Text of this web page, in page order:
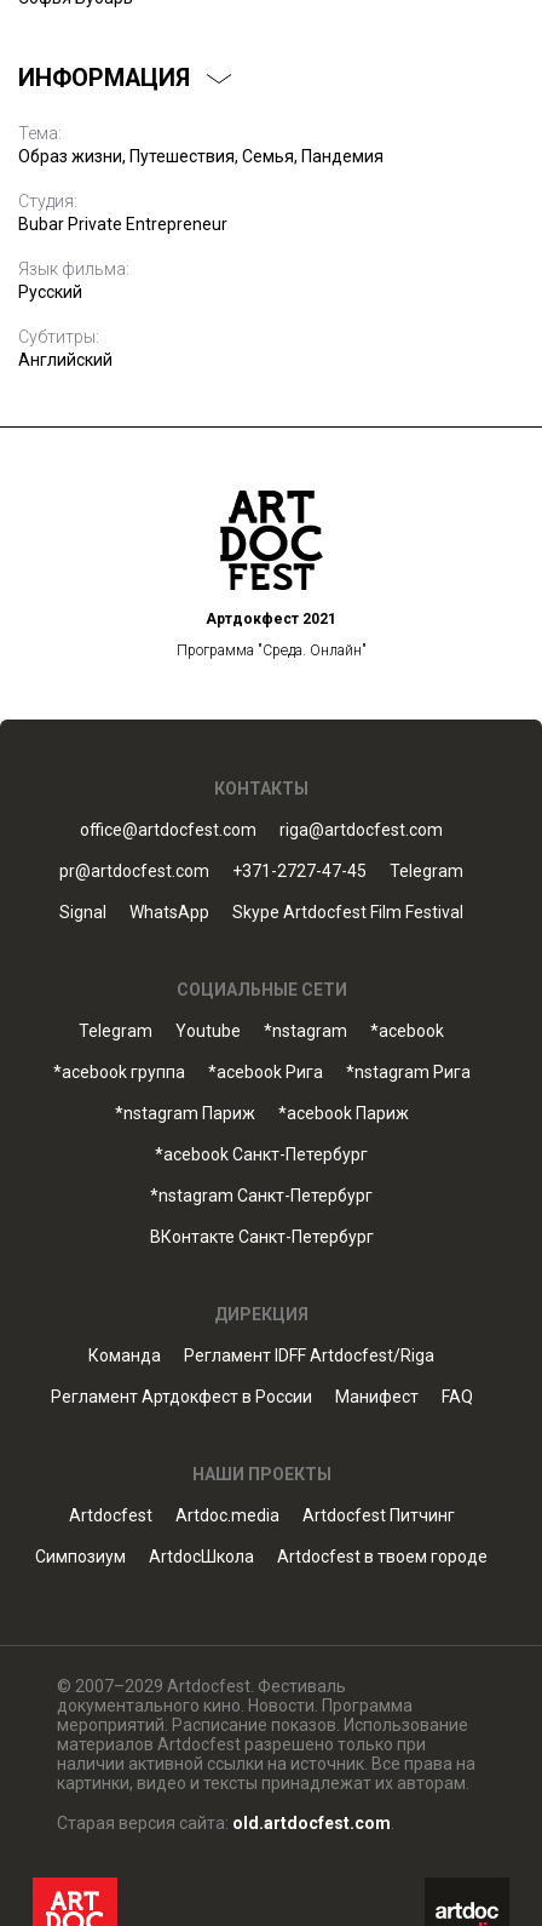
ИНФОРМАЦИЯ
Тема:
Образ жизни, Путешествия, Семья, Пандемия
Студия:
Bubar Private Entrepreneur
Язык фильма:
Русский
Субтитры:
Английский
Артдокфест 2021
Программа "Среда. Онлайн"
КОНТАКТЫ
office@artdocfest.com riga@artdocfest.com
pr@artdocfest.com +371-2727-47-45 Telegram
Signal WhatsApp Skype Artdocfest Film Festival
СОЦИАЛЬНЫЕ СЕТИ
Telegram Youtube *nstagram *acebook
*acebook группа *acebook Рига *nstagram Рига
*nstagram Париж *acebook Париж
*acebook Санкт-Петербург
*nstagram Санкт-Петербург
ВКонтакте Санкт-Петербург
ДИРЕКЦИЯ
Команда Регламент IDFF Artdocfest/Riga
Регламент Артдокфест в России Манифест FAQ
НАШИ ПРОЕКТЫ
Artdocfest Artdoc.media Artdocfest Питчинг
Симпозиум ArtdocШкола Artdocfest в твоем городе
© 2007–2029 Artdocfest. Фестиваль
документального кино. Новости. Программа
мероприятий. Расписание показов. Использование
материалов Artdocfest разрешено только при
наличии активной ссылки на источник. Все права на
картинки, видео и тексты принадлежат их авторам.
Старая версия сайта: old.artdocfest.com